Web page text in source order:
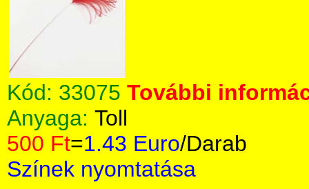
Kód: 33075 További
Anyaga: Toll
500 Ft=1.43 Euro/Darab
Színek nyomtatása